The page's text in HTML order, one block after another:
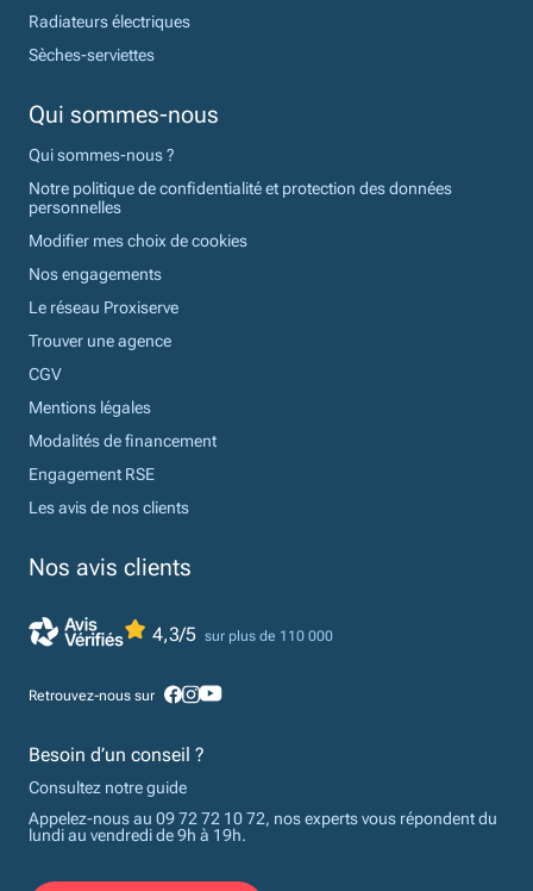
Radiateurs électriques
Sèches-serviettes
Qui sommes-nous
Qui sommes-nous ?
Notre politique de confidentialité et protection des données
personnelles
Modifier mes choix de cookies
Nos engagements
Le réseau Proxiserve
Trouver une agence
CGV
Mentions légales
Modalités de financement
Engagement RSE
Les avis de nos clients
Nos avis clients
4,3/5 sur plus de 110 000
Retrouvez-nous sur
Besoin d’un conseil ?
Consultez notre guide
Appelez-nous au 09 72 72 10 72, nos experts vous répondent du
lundi au vendredi de 9h à 19h.